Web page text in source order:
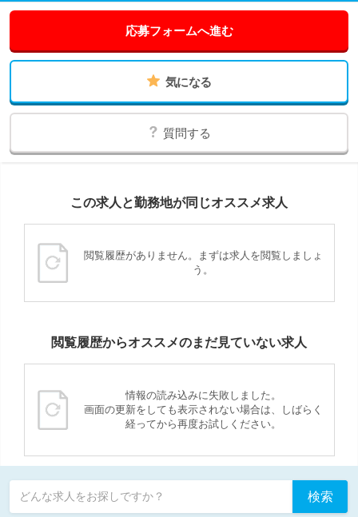
応募フォームへ進む
気になる
質問する
この求人と勤務地が同じオススメ求人
閲覧履歴がありません。まずは求人を閲覧しましょ
う。
閲覧履歴からオススメのまだ見ていない求人
情報の読み込みに失敗しました。
画面の更新をしても表示されない場合は、しばらく
経ってから再度お試しください。
どんな求人をお探しですか？ 検索